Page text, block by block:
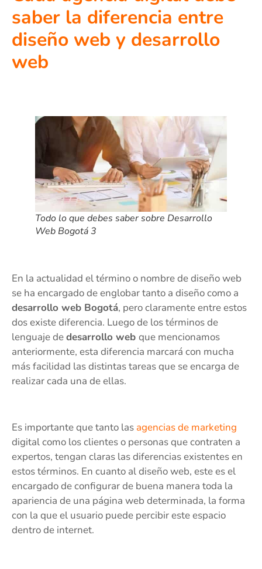
saber la diferencia entre
diseño web y desarrollo
web
Todo lo que debes saber sobre Desarrollo
Web Bogotá 3
En la actualidad el término o nombre de diseño web
se ha encargado de englobar tanto a diseño como a
desarrollo web Bogotá, pero claramente entre estos
dos existe diferencia. Luego de los términos de
lenguaje dedesarrollo web que mencionamos
anteriormente, esta diferencia marcará con mucha
más facilidad las distintas tareas que se encarga de
realizar cada una de ellas.
Es importante que tanto las agencias de marketing
digital como los clientes o personas que contraten a
expertos, tengan claras las diferencias existentes en
estos términos. En cuanto al diseño web, este es el
encargado de configurar de buena manera toda la
apariencia de una página web determinada, la forma
con la que el usuario puede percibir este espacio
dentro de internet.